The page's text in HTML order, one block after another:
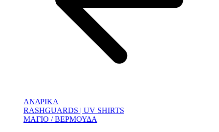
ΑΝΔΡΙΚΑ
RASHGUARDS | UV SHIRTS
ΜΑΓΙΟ / ΒΕΡΜΟΥΔΑ